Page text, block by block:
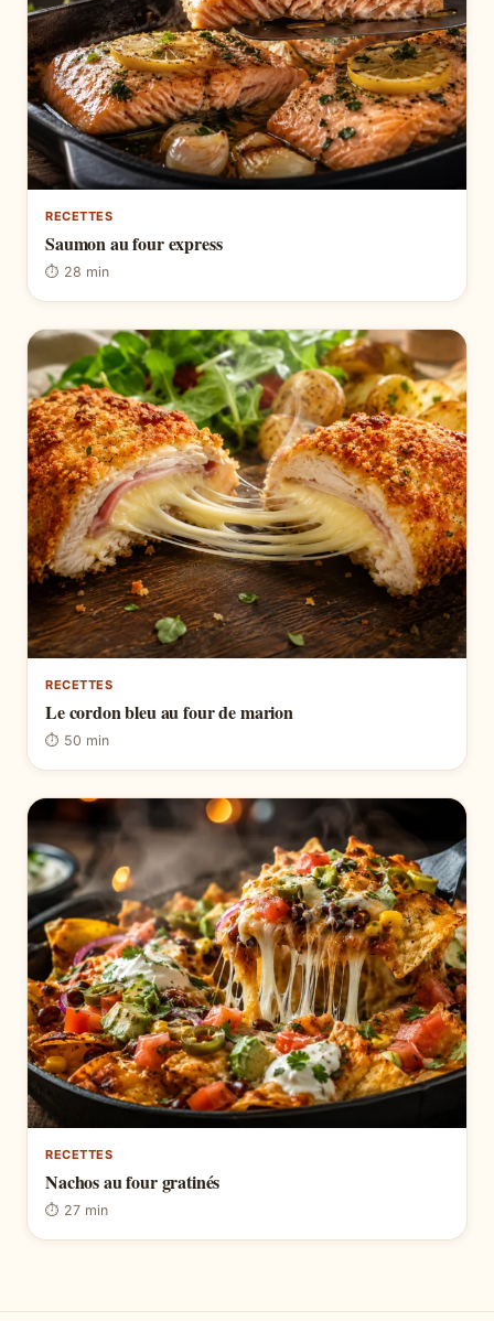
RECETTES
Saumon au four express
⏱ 28 min
RECETTES
Le cordon bleu au four de marion
⏱ 50 min
RECETTES
Nachos au four gratinés
⏱ 27 min